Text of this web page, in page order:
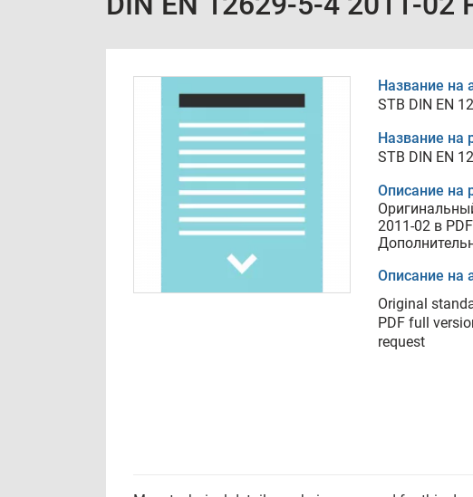
Название на
STB DIN EN
Название на
STB DIN EN
Описание на
2011-02 в
Описание на
Original
PDF full
request